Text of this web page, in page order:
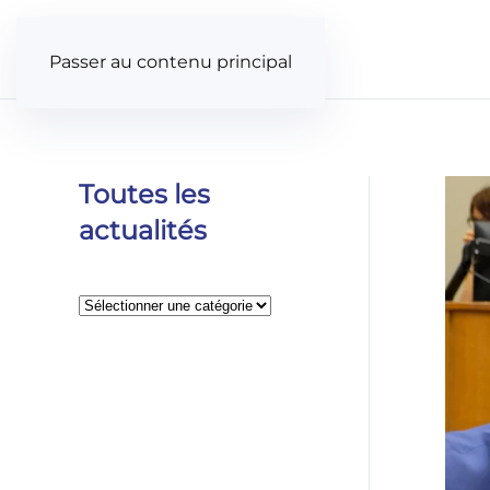
Passer au contenu principal
Toutes les
actualités
Catégories